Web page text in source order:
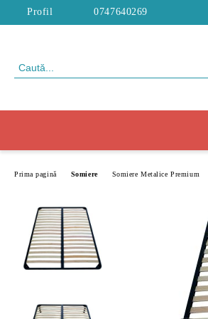
Profil 0747640269
Prima pagină Somiere Somiere Metalice Premium